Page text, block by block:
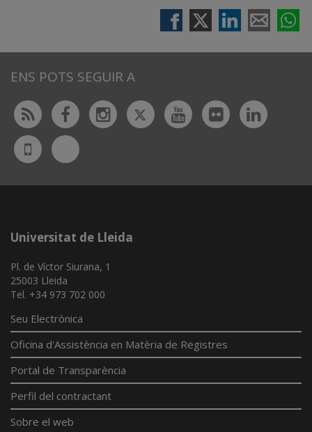
ENS POTS SEGUIR A
Rss FacebookInstagram
TwitterYoutubeFlickr
UdL
App
Bluesky
Universitat de Lleida
Pl. de Víctor Siurana, 1
25003 Lleida
Tel. +34 973 702 000
Seu Electrònica
Oficina d'Assistència en Matèria de Registres
Portal de Transparència
Perfil del contractant
Sobre el web